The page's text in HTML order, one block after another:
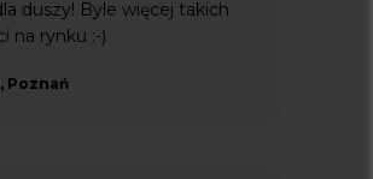
duszy! Byle więcej takich
na rynku :-)
Poznań